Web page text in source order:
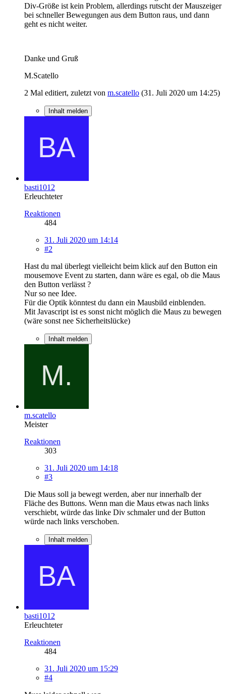
Div-Größe ist kein Problem, allerdings rutscht der Mauszeiger
bei schneller Bewegungen aus dem Button raus, und dann
geht es nicht weiter.
Danke und Gruß
M.Scatello
2 Mal editiert, zuletzt von m.scatello (31. Juli 2020 um 14:25)
Inhalt melden
basti1012
Erleuchteter
Reaktionen
484
31. Juli 2020 um 14:14
#2
Hast du mal überlegt vielleicht beim klick auf den Button ein
mousemove Event zu starten, dann wäre es egal, ob die Maus
den Button verlässt ?
Nur so nee Idee.
Für die Optik könntest du dann ein Mausbild einblenden.
Mit Javascript ist es sonst nicht möglich die Maus zu bewegen
(wäre sonst nee Sicherheitslücke)
Inhalt melden
m.scatello
Meister
Reaktionen
303
31. Juli 2020 um 14:18
#3
Die Maus soll ja bewegt werden, aber nur innerhalb der
Fläche des Buttons. Wenn man die Maus etwas nach links
verschiebt, würde das linke Div schmaler und der Button
würde nach links verschoben.
Inhalt melden
basti1012
Erleuchteter
Reaktionen
484
31. Juli 2020 um 15:29
#4